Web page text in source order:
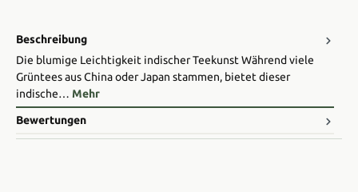
Beschreibung
Die blumige Leichtigkeit indischer Teekunst Während viele
Grüntees aus China oder Japan stammen, bietet dieser
indische… Mehr
Bewertungen